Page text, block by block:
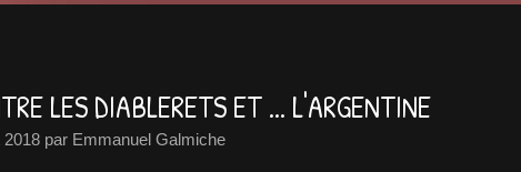
LES DIABLERETS ET ... L'ARGENTINE
2018 par Emmanuel Galmiche